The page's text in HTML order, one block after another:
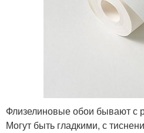
Флизелиновые обои бывают с
Могут быть гладкими, с